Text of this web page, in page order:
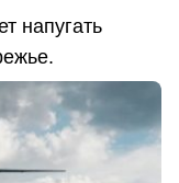
напугать